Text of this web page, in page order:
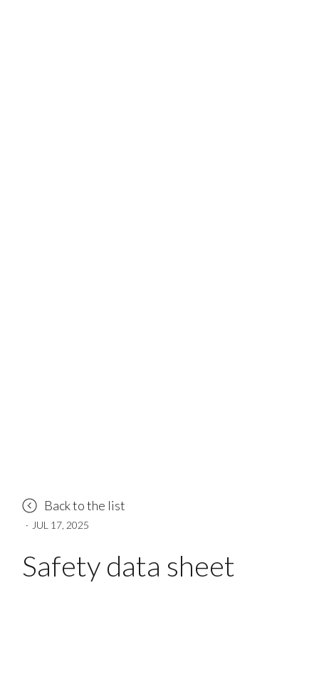
Back to the list
· JUL 17, 2025
Safety data sheet